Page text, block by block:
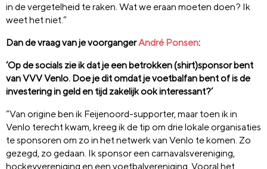
in de vergetelheid te raken. Wat we eraan moeten doen? Ik
weet het niet.”
Dan de vraag van je voorgangerAndré Ponsen:
‘Op de socials zie ik dat je een betrokken (shirt)sponsor bent
van VVV Venlo. Doe je dit omdat je voetbalfan bent of is de
investering in geld en tijd zakelijk ook interessant?’
“Van origine ben ik Feijenoord-supporter, maar toen ik in
Venlo terecht kwam, kreeg ik de tip om drie lokale organisaties
te sponsoren om zo in het netwerk van Venlo te komen. Zo
gezegd, zo gedaan. Ik sponsor een carnavalsvereniging,
hockeyvereniging en een voetbalvereniging. Vooral het